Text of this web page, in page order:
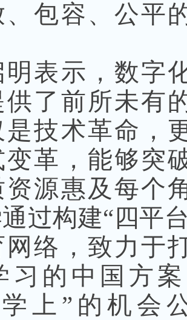
、包容、公平
明表示，数字
供了前所未有
是技术革命，
变革，能够突
资源惠及每个
过构建“四平
网络，致力于
习的中国方
上”的机会